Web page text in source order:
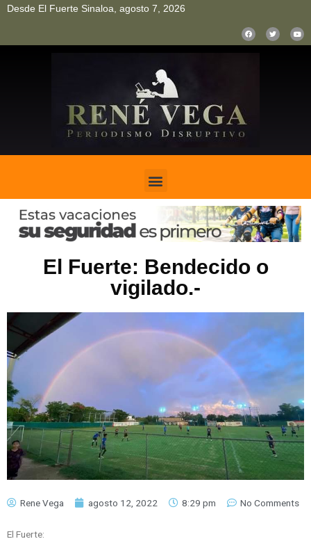
Desde El Fuerte Sinaloa, agosto 7, 2026
El Fuerte: Bendecido o
vigilado.-
Rene Vega agosto 12, 2022 8:29 pm No Comments
El Fuerte: